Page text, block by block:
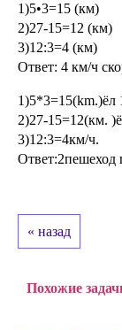
1)5•3=15 (км)
2)27-15=12 (км)
3)12:3=4 (км)
Ответ: 4 км/ч
1)5*3=15(km.)ёл
2)27-15=12(км.
3)12:3=4км/ч.
Ответ:2пешеход
« назад
Похожие